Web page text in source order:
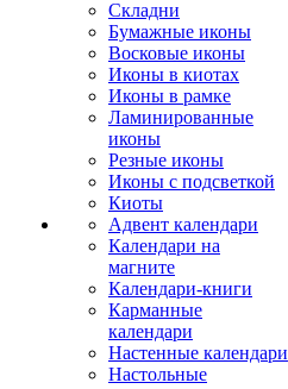
Складни
Бумажные иконы
Восковые иконы
Иконы в киотах
Иконы в рамке
Ламинированные
иконы
Резные иконы
Иконы с подсветкой
Киоты
Адвент календари
Календари на
магните
Календари-книги
Карманные
календари
Настенные календари
Настольные